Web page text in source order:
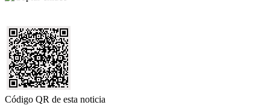
Código QR de esta noticia